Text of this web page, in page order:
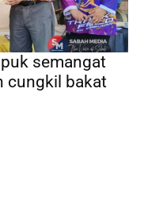
semangat
cungkil bakat